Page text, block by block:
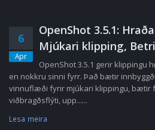
6
Apr
OpenShot 3.5.1:
Mjúkari klipping,
OpenShot 3.5.1 gerir klippingu
en nokkru sinni fyrr. Það bætir
vinnuflæði fyrir mjúkari klippingu, bætir
viðbragðsflýti, upp......
Lesa meira